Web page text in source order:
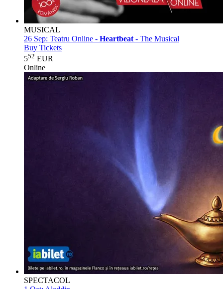
MUSICAL
26 Sep: Teatru Online - Heartbeat - The Musical
Buy Tickets
552 EUR
Online
SPECTACOL